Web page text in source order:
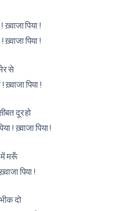
पिया !
ख़्वाजा पिया !
से
पिया !
दूर हो
! ख़्वाजा पिया !
में मरूँ
पिया !
दो